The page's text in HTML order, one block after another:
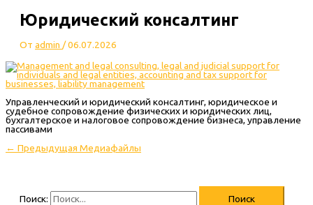
Юридический консалтинг
От admin /06.07.2026
Управленческий и юридический консалтинг, юридическое и
судебное сопровождение физических и юридических лиц,
бухгалтерское и налоговое сопровождение бизнеса, управление
пассивами
← Предыдущая Медиафайлы
Поиск: